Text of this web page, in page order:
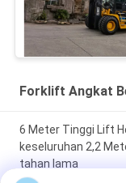
Forklift Angkat
6 Meter Tinggi Lift
keseluruhan 2,2
tahan lama